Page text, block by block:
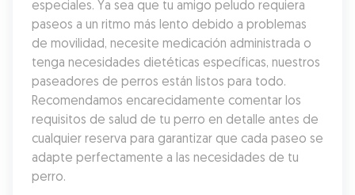
especiales. Ya sea que tu amigo peludo requiera
paseos a un ritmo más lento debido a problemas
de movilidad, necesite medicación administrada o
tenga necesidades dietéticas específicas, nuestros
paseadores de perros están listos para todo.
Recomendamos encarecidamente comentar los
requisitos de salud de tu perro en detalle antes de
cualquier reserva para garantizar que cada paseo se
adapte perfectamente a las necesidades de tu
perro.